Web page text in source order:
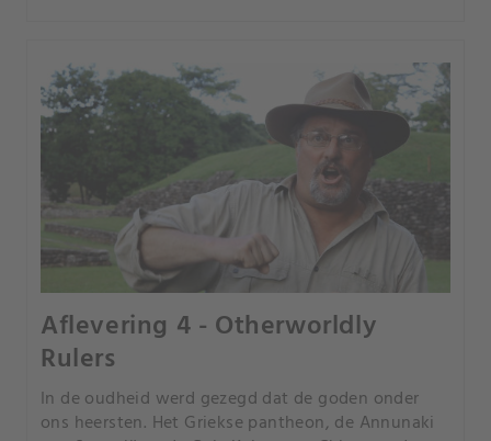
Aflevering 4 - Otherworldly
Rulers
In de oudheid werd gezegd dat de goden onder
ons heersten. Het Griekse pantheon, de Annunaki